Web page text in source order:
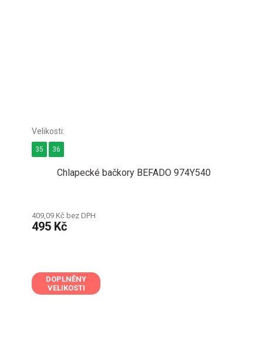
Chlapecké bačkory BEFADO 974Y540
409,09 Kč bez DPH
495 Kč
35 36
DOPLNĚNY
VELIKOSTI